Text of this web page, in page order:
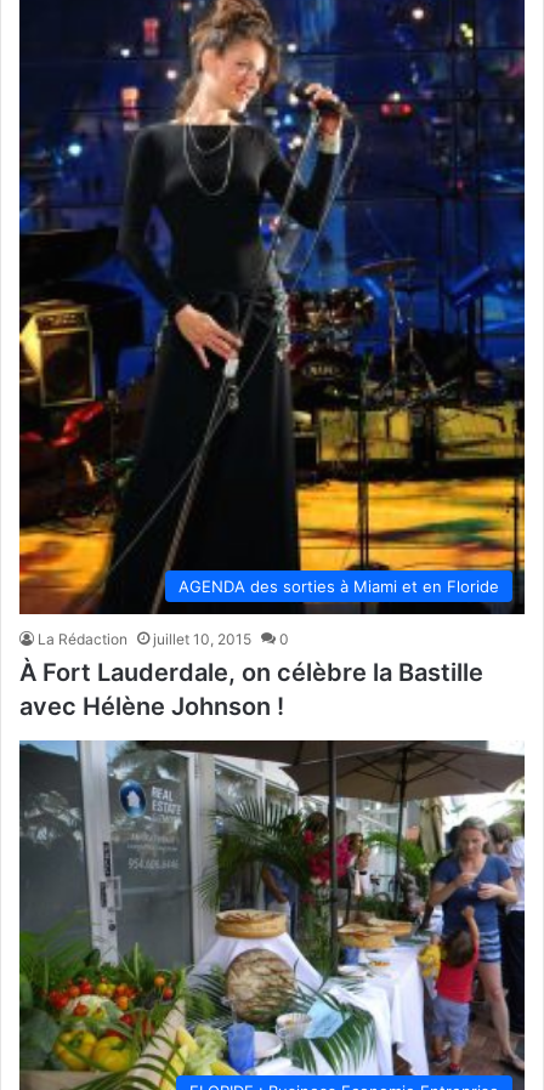
AGENDA des sorties à Miami et en Floride
La Rédaction juillet 10, 2015 0
À Fort Lauderdale, on célèbre la Bastille
avec Hélène Johnson !